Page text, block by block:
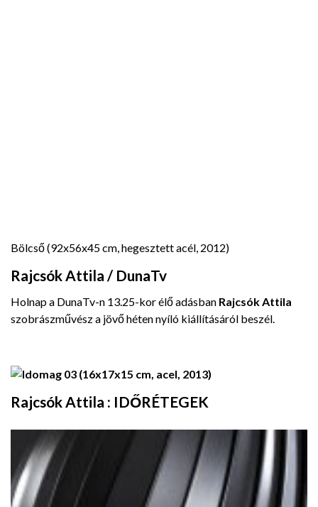
Bölcső (92x56x45 cm, hegesztett acél, 2012)
Rajcsók Attila / DunaTv
Holnap a DunaTv-n 13.25-kor élő adásban Rajcsók Attila
szobrászművész a jövő héten nyíló kiállításáról beszél.
Rajcsók Attila : IDŐRÉTEGEK